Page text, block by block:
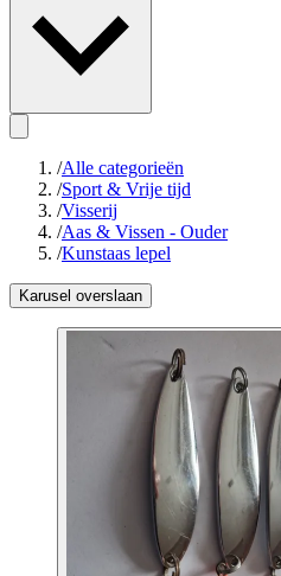
/Alle categorieën
/Sport & Vrije tijd
/Visserij
/Aas & Vissen - Ouder
/Kunstaas lepel
Karusel overslaan